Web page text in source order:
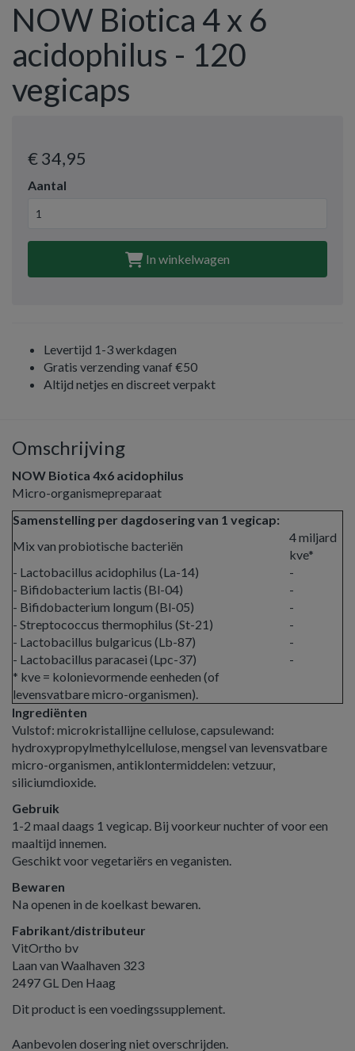
NOW Biotica 4 x 6
acidophilus - 120
vegicaps
€ 34,95
Aantal
In winkelwagen
Levertijd 1-3 werkdagen
Gratis verzending vanaf €50
Altijd netjes en discreet verpakt
Omschrijving
NOW Biotica 4x6 acidophilus
Micro-organismepreparaat
Samenstelling per dagdosering van 1 vegicap:
Mix van probiotische bacteriën
4 miljard
kve*
- Lactobacillus acidophilus (La-14)
-
- Bifidobacterium lactis (Bl-04)
-
- Bifidobacterium longum (Bl-05)
-
- Streptococcus thermophilus (St-21)
-
- Lactobacillus bulgaricus (Lb-87)
-
- Lactobacillus paracasei (Lpc-37)
-
* kve = kolonievormende eenheden (of
levensvatbare micro-organismen).
Ingrediënten
Vulstof: microkristallijne cellulose, capsulewand:
hydroxypropylmethylcellulose, mengsel van levensvatbare
micro-organismen, antiklontermiddelen: vetzuur,
siliciumdioxide.
Gebruik
1-2 maal daags 1 vegicap. Bij voorkeur nuchter of voor een
maaltijd innemen.
Geschikt voor vegetariërs en veganisten.
Bewaren
Na openen in de koelkast bewaren.
Fabrikant/distributeur
VitOrtho bv
Laan van Waalhaven 323
2497 GL Den Haag
Dit product is een voedingssupplement.
Aanbevolen dosering niet overschrijden.